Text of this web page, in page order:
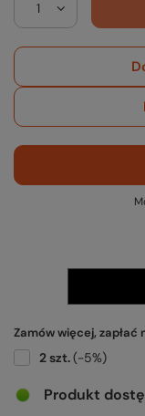
Zamów więcej, zapłać
2szt.(-5%)
Produkt